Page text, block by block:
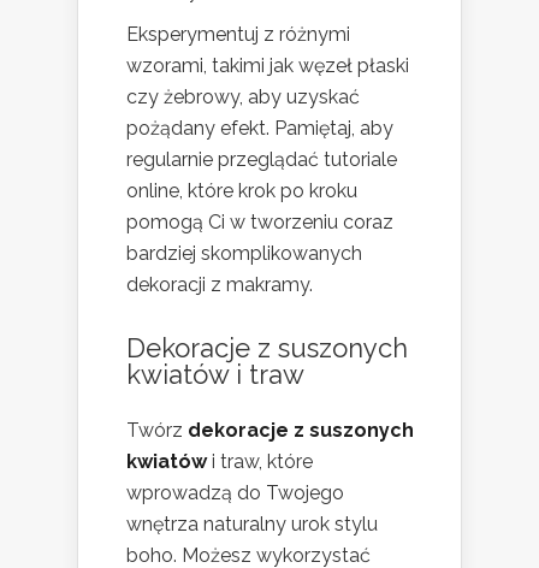
Eksperymentuj z różnymi
wzorami, takimi jak węzeł płaski
czy żebrowy, aby uzyskać
pożądany efekt. Pamiętaj, aby
regularnie przeglądać tutoriale
online, które krok po kroku
pomogą Ci w tworzeniu coraz
bardziej skomplikowanych
dekoracji z makramy.
Dekoracje z suszonych
kwiatów i traw
Twórz dekoracje z suszonych
kwiatówi traw, które
wprowadzą do Twojego
wnętrza naturalny urok stylu
boho. Możesz wykorzystać